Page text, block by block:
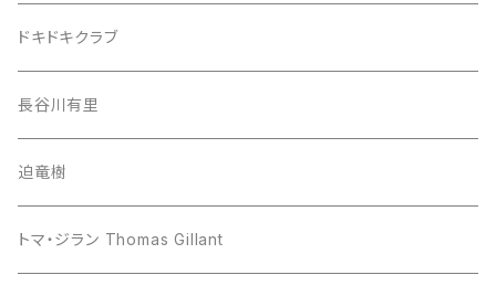
ドキドキクラブ
長谷川有里
迫竜樹
トマ・ジラン Thomas Gillant